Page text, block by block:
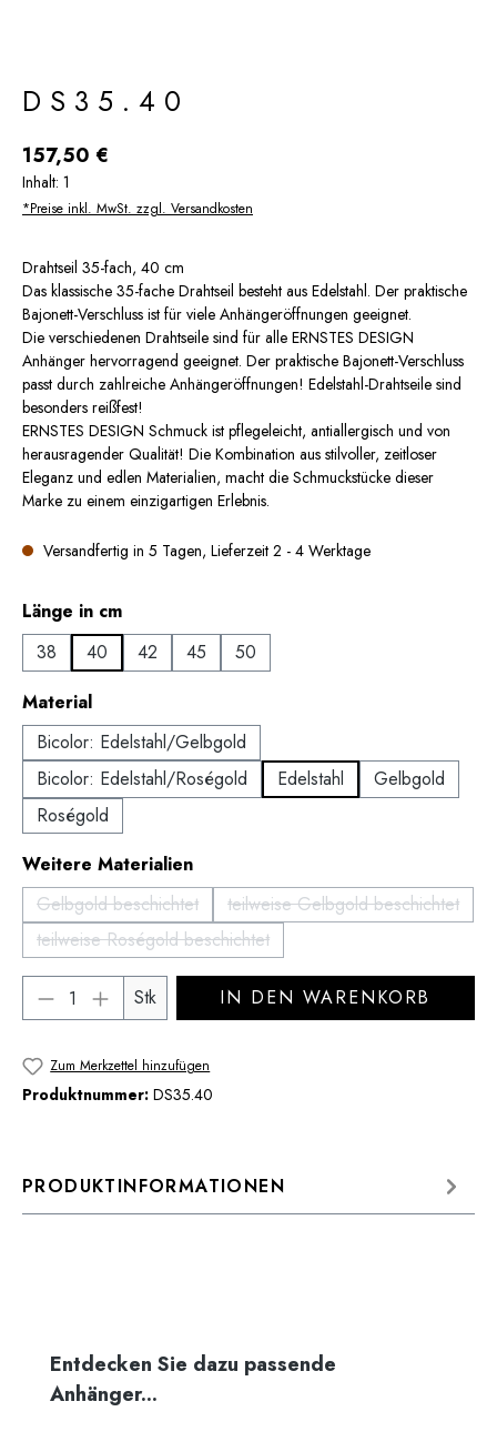
DS35.40
Regulärer Preis:
157,50 €
Inhalt: 1
*Preise inkl. MwSt. zzgl. Versandkosten
Drahtseil 35-fach, 40 cm
Das klassische 35-fache Drahtseil besteht aus Edelstahl. Der praktische
Bajonett-Verschluss ist für viele Anhängeröffnungen geeignet.
Die verschiedenen Drahtseile sind für alle ERNSTES DESIGN
Anhänger hervorragend geeignet. Der praktische Bajonett-Verschluss
passt durch zahlreiche Anhängeröffnungen! Edelstahl-Drahtseile sind
besonders reißfest!
ERNSTES DESIGN Schmuck ist pflegeleicht, antiallergisch und von
herausragender Qualität! Die Kombination aus stilvoller, zeitloser
Eleganz und edlen Materialien, macht die Schmuckstücke dieser
Marke zu einem einzigartigen Erlebnis.
Versandfertig in 5 Tagen, Lieferzeit 2 - 4 Werktage
Länge in cmauswählen
38
40 42 45
50
Materialauswählen
Bicolor: Edelstahl/Gelbgold
Bicolor: Edelstahl/Roségold
Edelstahl
Gelbgold
Roségold
Weitere Materialienauswählen
Gelbgold beschichtet
(Diese Option ist zurzeit nicht verfügbar.)
teilweise Gelbgold beschichtet
(Diese Option ist
teilweise Roségold beschichtet
(Diese Option ist zurzeit nicht verfügbar.)
Produkt Anzahl: Gib den gewünschten
Stk IN DEN WARENKORB
Zum Merkzettel hinzufügen
Produktnummer: DS35.40
PRODUKTINFORMATIONEN
Produktgalerie überspringen
Entdecken Sie dazu passende
Anhänger...